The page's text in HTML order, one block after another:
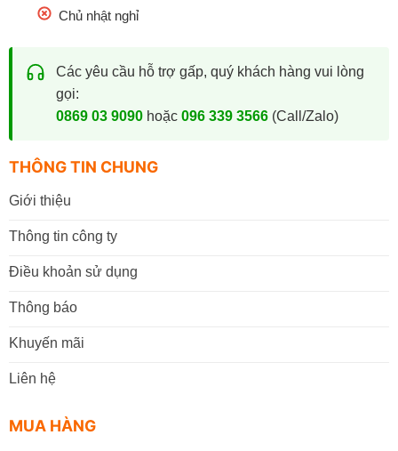
Chủ nhật nghỉ
Các yêu cầu hỗ trợ gấp, quý khách hàng vui lòng
gọi:
0869 03 9090hoặc 096 339 3566(Call/Zalo)
THÔNG TIN CHUNG
Giới thiệu
Thông tin công ty
Điều khoản sử dụng
Thông báo
Khuyến mãi
Liên hệ
MUA HÀNG